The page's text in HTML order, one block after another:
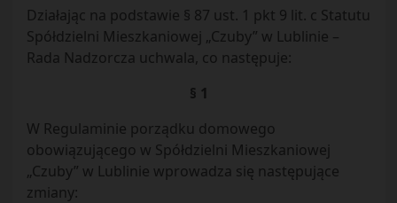
Działając na podstawie § 87 ust. 1 pkt 9 lit. c Statutu
Spółdzielni Mieszkaniowej „Czuby” w Lublinie –
Rada Nadzorcza uchwala, co następuje:
§ 1
W Regulaminie porządku domowego
obowiązującego w Spółdzielni Mieszkaniowej
„Czuby” w Lublinie wprowadza się następujące
zmiany: